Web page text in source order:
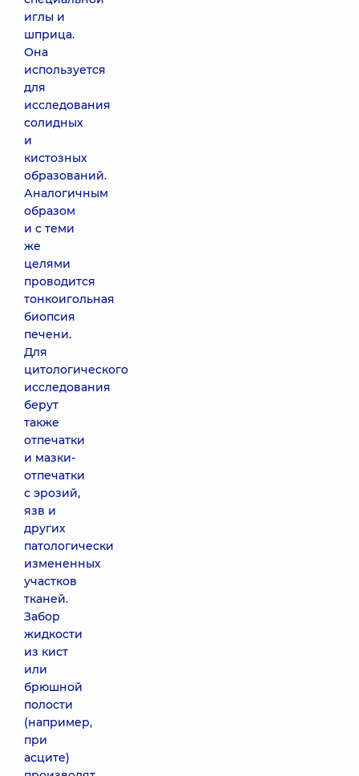
иглы и
шприца.
Она
используется
для
исследования
солидных
и
кистозных
образований.
Аналогичным
образом
и с теми
же
целями
проводится
тонкоигольная
биопсия
печени.
Для
цитологического
исследования
берут
также
отпечатки
и мазки-
отпечатки
с эрозий,
язв и
других
патологически
измененных
участков
тканей.
Забор
жидкости
из кист
или
брюшной
полости
(например,
при
асците)